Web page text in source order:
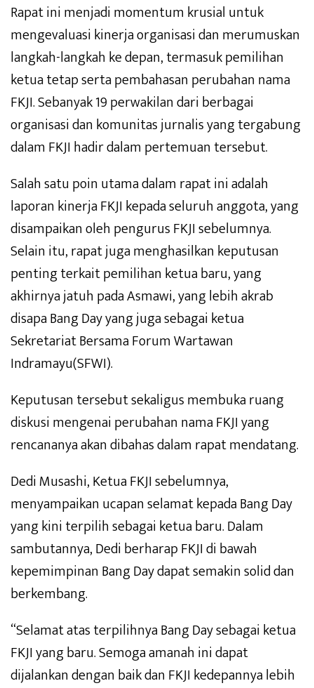
Rapat ini menjadi momentum krusial untuk
mengevaluasi kinerja organisasi dan merumuskan
langkah-langkah ke depan, termasuk pemilihan
ketua tetap serta pembahasan perubahan nama
FKJI. Sebanyak 19 perwakilan dari berbagai
organisasi dan komunitas jurnalis yang tergabung
dalam FKJI hadir dalam pertemuan tersebut.
Salah satu poin utama dalam rapat ini adalah
laporan kinerja FKJI kepada seluruh anggota, yang
disampaikan oleh pengurus FKJI sebelumnya.
Selain itu, rapat juga menghasilkan keputusan
penting terkait pemilihan ketua baru, yang
akhirnya jatuh pada Asmawi, yang lebih akrab
disapa Bang Day yang juga sebagai ketua
Sekretariat Bersama Forum Wartawan
Indramayu(SFWI).
Keputusan tersebut sekaligus membuka ruang
diskusi mengenai perubahan nama FKJI yang
rencananya akan dibahas dalam rapat mendatang.
Dedi Musashi, Ketua FKJI sebelumnya,
menyampaikan ucapan selamat kepada Bang Day
yang kini terpilih sebagai ketua baru. Dalam
sambutannya, Dedi berharap FKJI di bawah
kepemimpinan Bang Day dapat semakin solid dan
berkembang.
“Selamat atas terpilihnya Bang Day sebagai ketua
FKJI yang baru. Semoga amanah ini dapat
dijalankan dengan baik dan FKJI kedepannya lebih